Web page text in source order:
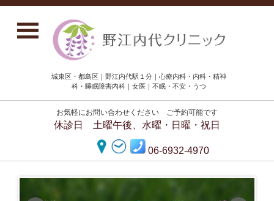
城東区・都島区｜野江内代駅１分｜心療内科・内科・精神
科・睡眠障害内科｜女医｜不眠・不安・うつ
お気軽にお問い合わせください ご予約可能です
休診日 土曜午後、水曜・日曜・祝日
06-6932-4970